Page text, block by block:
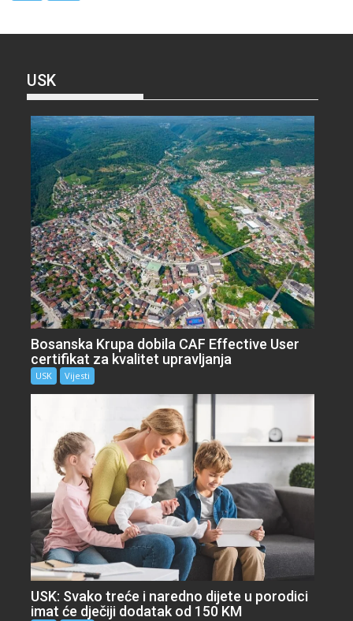
USK
Bosanska Krupa dobila CAF Effective User
certifikat za kvalitet upravljanja
USK Vijesti
USK: Svako treće i naredno dijete u porodici
imat će dječiji dodatak od 150 KM